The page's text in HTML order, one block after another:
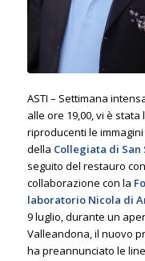
ASTI – Settimana
alle ore 19,00, vi è
riproducenti le
della Collegiata di San
seguito del restauro
collaborazione con la
laboratorio Nicola di
9 luglio, durante un
Valleandona, il nuovo
ha preannunciato le